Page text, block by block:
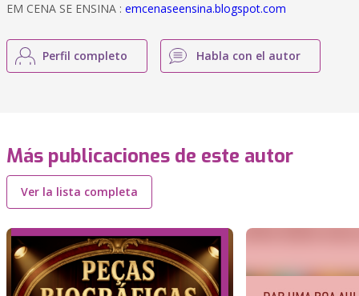
EM CENA SE ENSINA : emcenaseensina.blogspot.com
Perfil completo Habla con el autor
Más publicaciones de este autor
Ver la lista completa